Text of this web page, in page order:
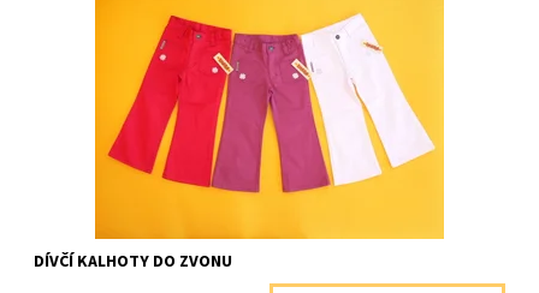
Dlouhé dívčí kalhoty do zvonu z pevného elastického plátna.
Skladem 1 ks
Shara, ČR
DÍVČÍ KALHOTY DO ZVONU